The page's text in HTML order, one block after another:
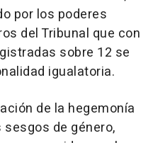
por los poderes
del Tribunal que con
sobre 12 se
igualatoria.
de la hegemonía
de género,